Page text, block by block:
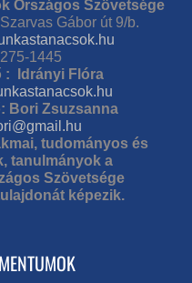
Országos Szövetsége
Gábor út 9/b.
1445
: Idrányi Flóra
Bori Zsuzsanna
tudományos és
tanulmányok a
Szövetsége
képezik.